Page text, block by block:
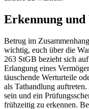
Erkennung
Betrug im
wichtig, euch über die
263 StGB bezieht sich
Erlangung eines
täuschende Werturteile
als Tathandlung
sein und ein
frühzeitig zu erkennen.